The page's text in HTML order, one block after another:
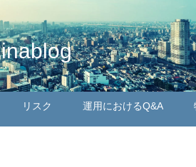
inablog
リスク 運用におけるQ&A